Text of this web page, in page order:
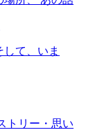
て、いま
トリー・思い